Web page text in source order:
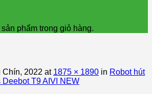
phẩm trong giỏ hàng.
Chín, 2022 at 1875 × 1890 in Robot hút
T9 AIVI NEW